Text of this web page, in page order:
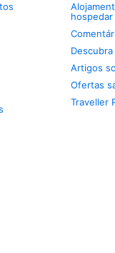
hospedar
Artigos
Ofertas
Traveller